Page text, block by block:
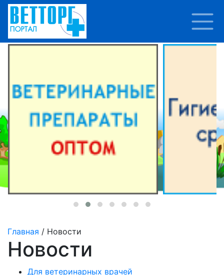
Главная / Новости
Новости
Для ветеринарных врачей